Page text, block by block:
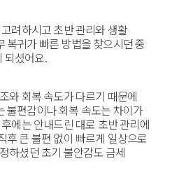
려하시고 초반 관리와 생활
복귀가 빠른 방법을 찾으시던 중
되셨어요.
와 회복 속도가 다르기 때문에
불편감이나 회복 속도는 차이가
에는 안내드린 대로 초반 관리에
후 큰 불편 없이 빠르게 일상으로
하셨던 초기 불안감도 금세